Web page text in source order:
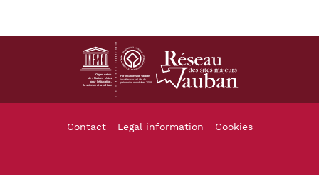
Footer
Contact Legal information Cookies